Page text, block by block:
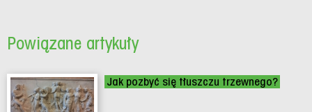
Powiązane artykuły
Jak pozbyć się tłuszczu trzewnego?